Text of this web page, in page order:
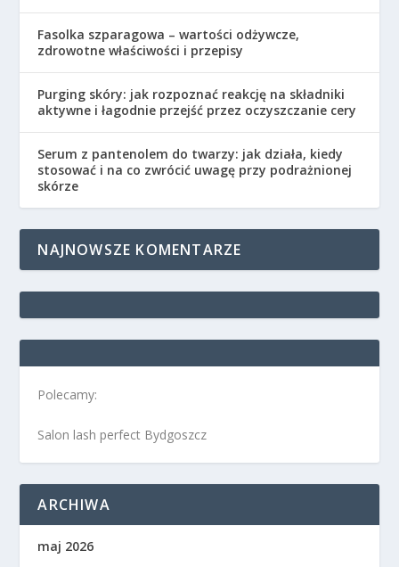
Fasolka szparagowa – wartości odżywcze,
zdrowotne właściwości i przepisy
Purging skóry: jak rozpoznać reakcję na składniki
aktywne i łagodnie przejść przez oczyszczanie cery
Serum z pantenolem do twarzy: jak działa, kiedy
stosować i na co zwrócić uwagę przy podrażnionej
skórze
NAJNOWSZE KOMENTARZE
Polecamy:
Salon lash perfect Bydgoszcz
ARCHIWA
maj 2026